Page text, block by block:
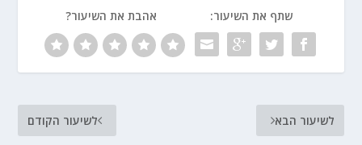
שתף את השיעור: אהבת את השיעור?
לשיעור הקודם לשיעור הבא